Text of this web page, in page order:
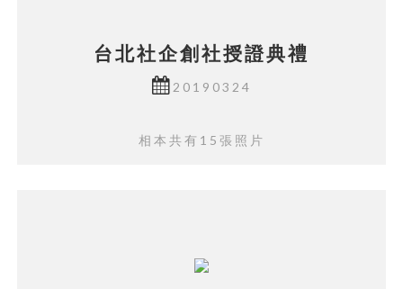
台北社企創社授證典禮
20190324
相本共有15張照片